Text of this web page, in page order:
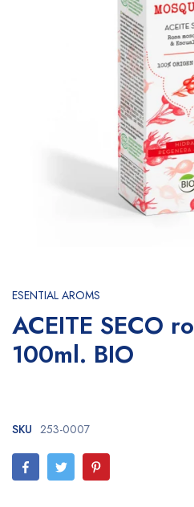
ESENTIAL AROMS
ACEITE SECO
100ml. BIO
SKU 253-0007